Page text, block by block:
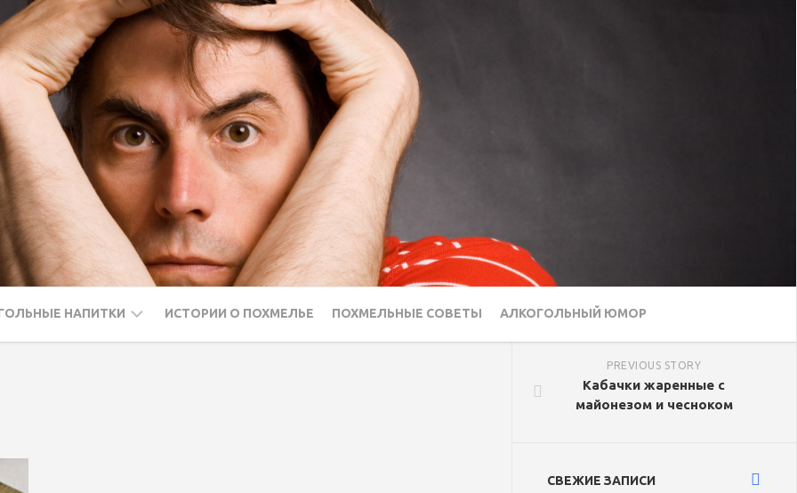
НАПИТКИ ИСТОРИИ О ПОХМЕЛЬЕ ПОХМЕЛЬНЫЕ СОВЕТЫ АЛКОГОЛЬНЫЙ ЮМОР
PREVIOUS STORY
Кабачки жаренные с
майонезом и чесноком
СВЕЖИЕ ЗАПИСИ